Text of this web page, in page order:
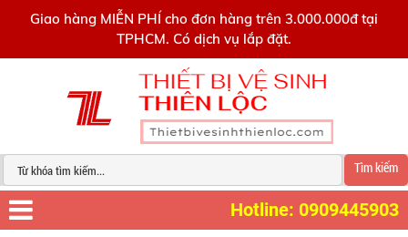
Giao hàng MIỄN PHÍ cho đơn hàng trên 3.000.000đ tại
TPHCM. Có dịch vụ lắp đặt.
Tìm kiếm
Hotline: 0909445903
0909445903